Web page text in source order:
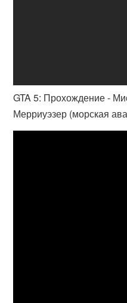
GTA 5: Прохождение -
Мерриуэзер (морская